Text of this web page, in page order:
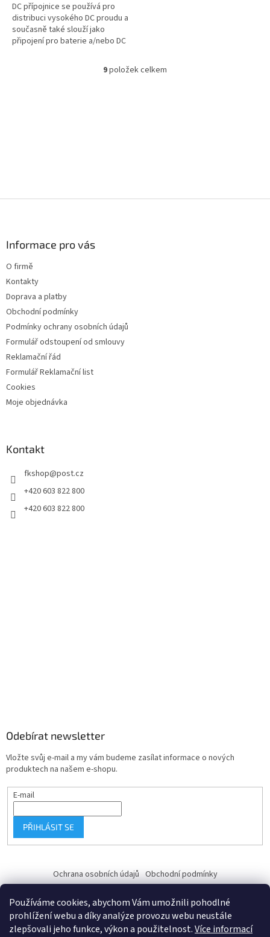
Používáme cookies, abychom Vám umožnili pohodlné
prohlížení webu a díky analýze provozu webu neustále
zlepšovali jeho funkce, výkon a použitelnost.Více informací
DC přípojnice se používá pro
distribuci vysokého DC proudu a
současně také slouží jako
připojení pro baterie a/nebo DC
O
k
9položek celkem
Informace pro vás
O firmě
Kontakty
Doprava a platby
Obchodní podmínky
Podmínky ochrany osobních údajů
Formulář odstoupení od smlouvy
Reklamační řád
Formulář Reklamační list
Cookies
Moje objednávka
Kontakt
fkshop@post.cz
+420 603 822 800
+420 603 822 800
Odebírat newsletter
Vložte svůj e-mail a my vám budeme zasílat informace o nových
produktech na našem e-shopu.
E-mail
PŘIHLÁSIT SE
Ochrana osobních údajů Obchodní podmínky